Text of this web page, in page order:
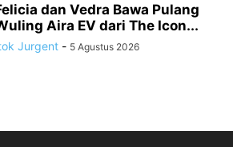
dan Vedra Bawa Pulang
Aira EV dari The Icon...
Jurgent - 5 Agustus 2026